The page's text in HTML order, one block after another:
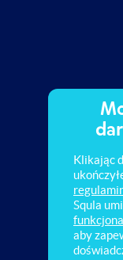
Klikając
Squla
aby